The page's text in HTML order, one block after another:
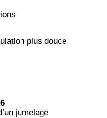
plus douce
jumelage